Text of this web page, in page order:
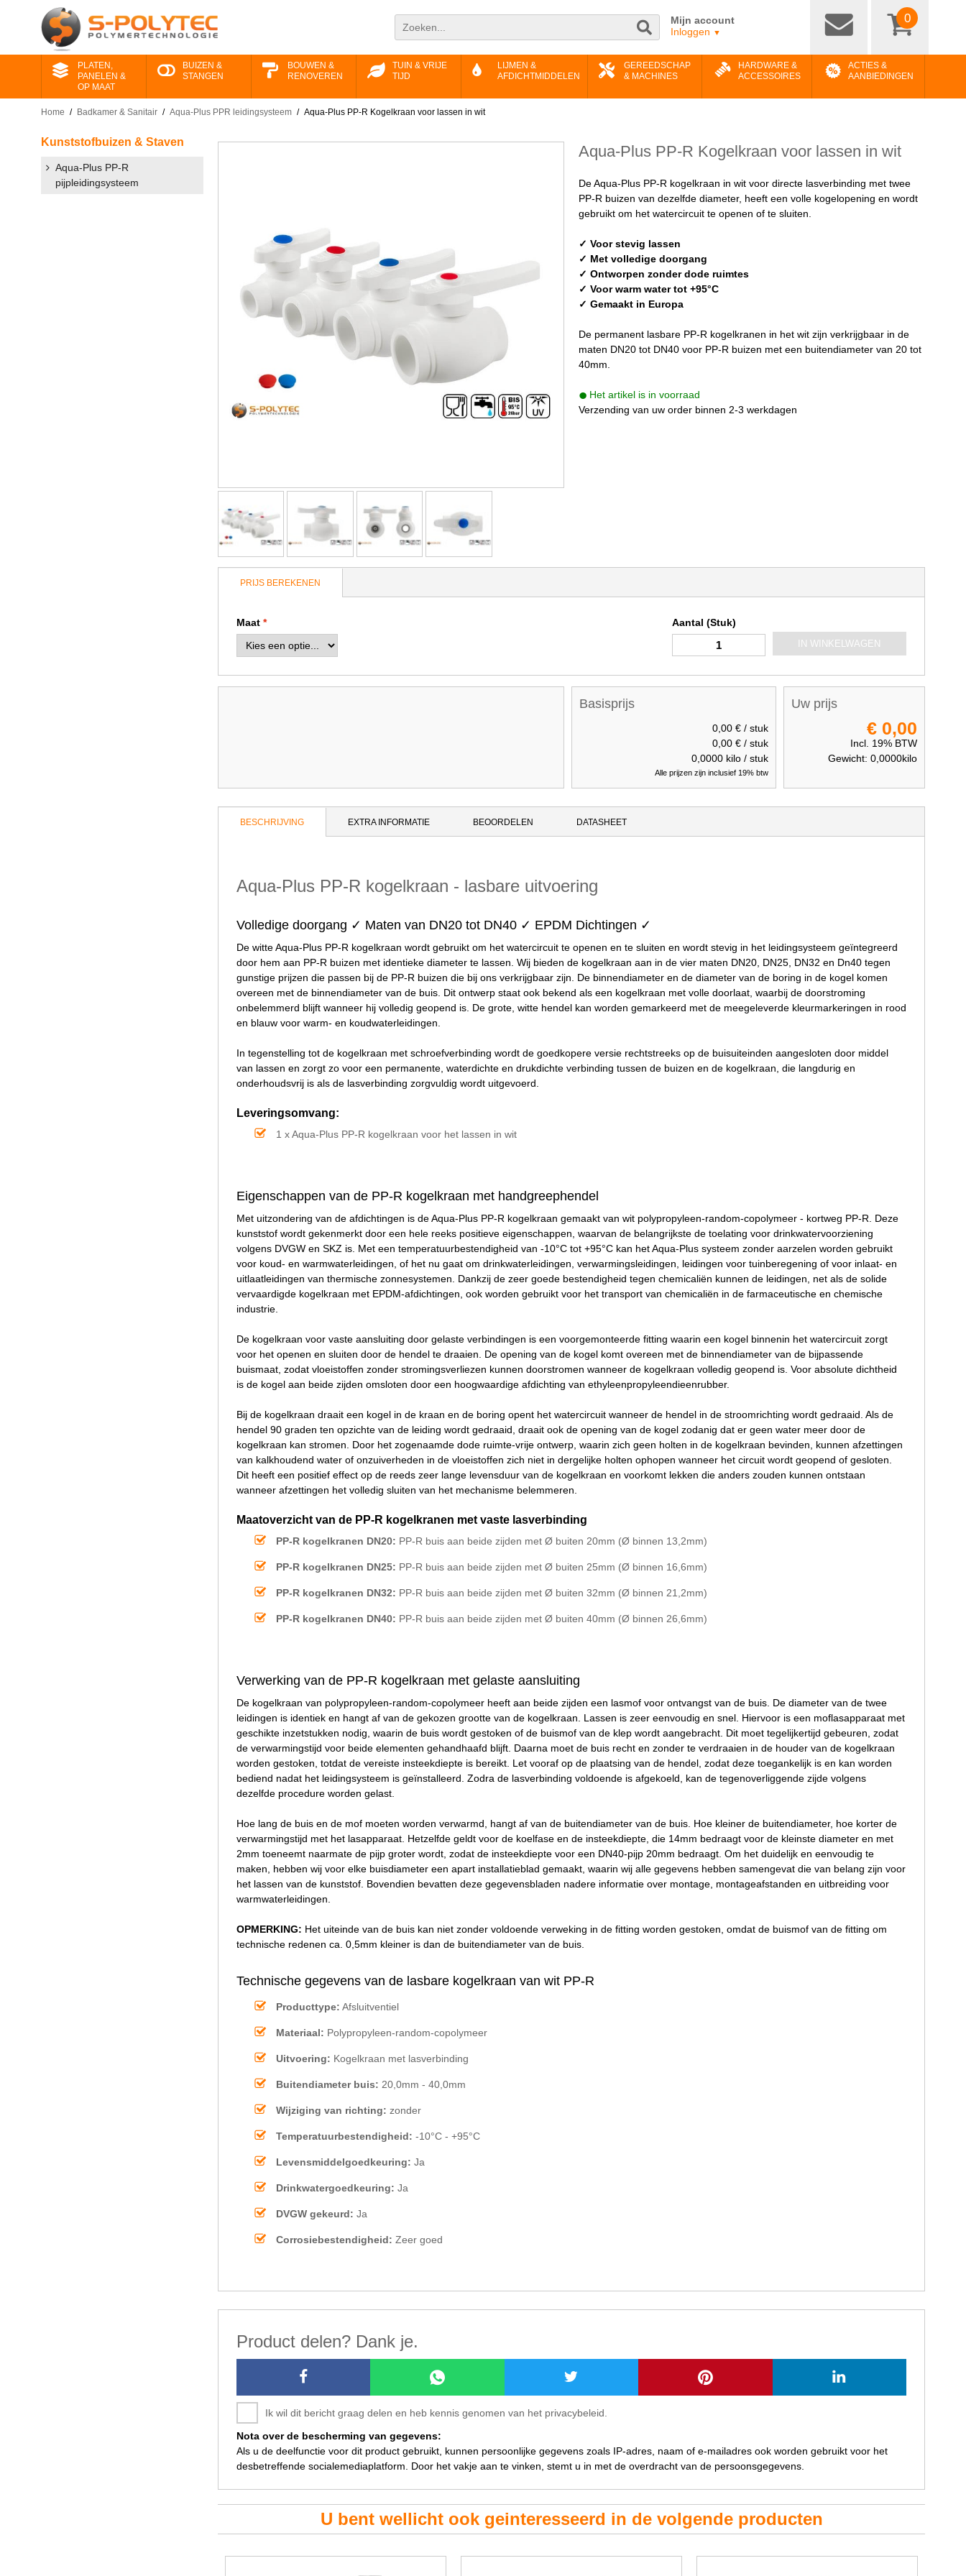
Mijn account
Inloggen ▼
0
PLATEN,
PANELEN &
OP MAAT
BUIZEN &
STANGEN
BOUWEN &
RENOVEREN
TUIN & VRIJE
TIJD
LIJMEN &
AFDICHTMIDDELEN
GEREEDSCHAP
& MACHINES
HARDWARE &
ACCESSOIRES
ACTIES &
AANBIEDINGEN
Home / Badkamer & Sanitair / Aqua-Plus PPR leidingsysteem / Aqua-Plus PP-R Kogelkraan voor lassen in wit
Kunststof​buizen & Staven
Aqua-Plus PP-R
pijpleidingsysteem
Aqua-Plus PP-R Kogelkraan voor lassen in wit
De Aqua-Plus PP-R kogelkraan in wit voor directe lasverbinding met twee
PP-R buizen van dezelfde diameter, heeft een volle kogelopening en wordt
gebruikt om het watercircuit te openen of te sluiten.
✓ Voor stevig lassen
✓ Met volledige doorgang
✓ Ontworpen zonder dode ruimtes
✓ Voor warm water tot +95°C
✓ Gemaakt in Europa
De permanent lasbare PP-R kogelkranen in het wit zijn verkrijgbaar in de
maten DN20 tot DN40 voor PP-R buizen met een buitendiameter van 20 tot
40mm.
Het artikel is in voorraad
Verzending van uw order binnen 2-3 werkdagen
PRIJS BEREKENEN
Maat Aantal (Stuk)
IN WINKELWAGEN
Basisprijs
0,00 €/ stuk
0,00 €/ stuk
0,0000 kilo / stuk
Alle prijzen zijn inclusief 19% btw
Uw prijs
€ 0,00
Incl. 19% BTW
Gewicht: 0,0000kilo
BESCHRIJVING EXTRA INFORMATIE BEOORDELEN DATASHEET
Aqua-Plus PP-R kogelkraan - lasbare uitvoering
Volledige doorgang ✓ Maten van DN20 tot DN40 ✓ EPDM Dichtingen ✓
De witte Aqua-Plus PP-R kogelkraan wordt gebruikt om het watercircuit te openen en te sluiten en wordt stevig in het leidingsysteem geïntegreerd
door hem aan PP-R buizen met identieke diameter te lassen. Wij bieden de kogelkraan aan in de vier maten DN20, DN25, DN32 en Dn40 tegen
gunstige prijzen die passen bij de PP-R buizen die bij ons verkrijgbaar zijn. De binnendiameter en de diameter van de boring in de kogel komen
overeen met de binnendiameter van de buis. Dit ontwerp staat ook bekend als een kogelkraan met volle doorlaat, waarbij de doorstroming
onbelemmerd blijft wanneer hij volledig geopend is. De grote, witte hendel kan worden gemarkeerd met de meegeleverde kleurmarkeringen in rood
en blauw voor warm- en koudwaterleidingen.
In tegenstelling tot de kogelkraan met schroefverbinding wordt de goedkopere versie rechtstreeks op de buisuiteinden aangesloten door middel
van lassen en zorgt zo voor een permanente, waterdichte en drukdichte verbinding tussen de buizen en de kogelkraan, die langdurig en
onderhoudsvrij is als de lasverbinding zorgvuldig wordt uitgevoerd.
Leveringsomvang:
1 x Aqua-Plus PP-R kogelkraan voor het lassen in wit
Eigenschappen van de PP-R kogelkraan met handgreephendel
Met uitzondering van de afdichtingen is de Aqua-Plus PP-R kogelkraan gemaakt van wit polypropyleen-random-copolymeer - kortweg PP-R. Deze
kunststof wordt gekenmerkt door een hele reeks positieve eigenschappen, waarvan de belangrijkste de toelating voor drinkwatervoorziening
volgens DVGW en SKZ is. Met een temperatuurbestendigheid van -10°C tot +95°C kan het Aqua-Plus systeem zonder aarzelen worden gebruikt
voor koud- en warmwaterleidingen, of het nu gaat om drinkwaterleidingen, verwarmingsleidingen, leidingen voor tuinberegening of voor inlaat- en
uitlaatleidingen van thermische zonnesystemen. Dankzij de zeer goede bestendigheid tegen chemicaliën kunnen de leidingen, net als de solide
vervaardigde kogelkraan met EPDM-afdichtingen, ook worden gebruikt voor het transport van chemicaliën in de farmaceutische en chemische
industrie.
De kogelkraan voor vaste aansluiting door gelaste verbindingen is een voorgemonteerde fitting waarin een kogel binnenin het watercircuit zorgt
voor het openen en sluiten door de hendel te draaien. De opening van de kogel komt overeen met de binnendiameter van de bijpassende
buismaat, zodat vloeistoffen zonder stromingsverliezen kunnen doorstromen wanneer de kogelkraan volledig geopend is. Voor absolute dichtheid
is de kogel aan beide zijden omsloten door een hoogwaardige afdichting van ethyleenpropyleendieenrubber.
Bij de kogelkraan draait een kogel in de kraan en de boring opent het watercircuit wanneer de hendel in de stroomrichting wordt gedraaid. Als de
hendel 90 graden ten opzichte van de leiding wordt gedraaid, draait ook de opening van de kogel zodanig dat er geen water meer door de
kogelkraan kan stromen. Door het zogenaamde dode ruimte-vrije ontwerp, waarin zich geen holten in de kogelkraan bevinden, kunnen afzettingen
van kalkhoudend water of onzuiverheden in de vloeistoffen zich niet in dergelijke holten ophopen wanneer het circuit wordt geopend of gesloten.
Dit heeft een positief effect op de reeds zeer lange levensduur van de kogelkraan en voorkomt lekken die anders zouden kunnen ontstaan
wanneer afzettingen het volledig sluiten van het mechanisme belemmeren.
Maatoverzicht van de PP-R kogelkranen met vaste lasverbinding
PP-R kogelkranen DN20: PP-R buis aan beide zijden met Ø buiten 20mm (Ø binnen 13,2mm)
PP-R kogelkranen DN25: PP-R buis aan beide zijden met Ø buiten 25mm (Ø binnen 16,6mm)
PP-R kogelkranen DN32: PP-R buis aan beide zijden met Ø buiten 32mm (Ø binnen 21,2mm)
PP-R kogelkranen DN40: PP-R buis aan beide zijden met Ø buiten 40mm (Ø binnen 26,6mm)
Verwerking van de PP-R kogelkraan met gelaste aansluiting
De kogelkraan van polypropyleen-random-copolymeer heeft aan beide zijden een lasmof voor ontvangst van de buis. De diameter van de twee
leidingen is identiek en hangt af van de gekozen grootte van de kogelkraan. Lassen is zeer eenvoudig en snel. Hiervoor is een moflasapparaat met
geschikte inzetstukken nodig, waarin de buis wordt gestoken of de buismof van de klep wordt aangebracht. Dit moet tegelijkertijd gebeuren, zodat
de verwarmingstijd voor beide elementen gehandhaafd blijft. Daarna moet de buis recht en zonder te verdraaien in de houder van de kogelkraan
worden gestoken, totdat de vereiste insteekdiepte is bereikt. Let vooraf op de plaatsing van de hendel, zodat deze toegankelijk is en kan worden
bediend nadat het leidingsysteem is geïnstalleerd. Zodra de lasverbinding voldoende is afgekoeld, kan de tegenoverliggende zijde volgens
dezelfde procedure worden gelast.
Hoe lang de buis en de mof moeten worden verwarmd, hangt af van de buitendiameter van de buis. Hoe kleiner de buitendiameter, hoe korter de
verwarmingstijd met het lasapparaat. Hetzelfde geldt voor de koelfase en de insteekdiepte, die 14mm bedraagt voor de kleinste diameter en met
2mm toeneemt naarmate de pijp groter wordt, zodat de insteekdiepte voor een DN40-pijp 20mm bedraagt. Om het duidelijk en eenvoudig te
maken, hebben wij voor elke buisdiameter een apart installatieblad gemaakt, waarin wij alle gegevens hebben samengevat die van belang zijn voor
het lassen van de kunststof. Bovendien bevatten deze gegevensbladen nadere informatie over montage, montageafstanden en uitbreiding voor
warmwaterleidingen.
OPMERKING: Het uiteinde van de buis kan niet zonder voldoende verweking in de fitting worden gestoken, omdat de buismof van de fitting om
technische redenen ca. 0,5mm kleiner is dan de buitendiameter van de buis.
Technische gegevens van de lasbare kogelkraan van wit PP-R
Producttype: Afsluitventiel
Materiaal: Polypropyleen-random-copolymeer
Uitvoering: Kogelkraan met lasverbinding
Buitendiameter buis: 20,0mm - 40,0mm
Wijziging van richting: zonder
Temperatuurbestendigheid: -10°C - +95°C
Levensmiddelgoedkeuring: Ja
Drinkwatergoedkeuring: Ja
DVGW gekeurd: Ja
Corrosiebestendigheid: Zeer goed
Product delen? Dank je.
Ik wil dit bericht graag delen en heb kennis genomen van het privacybeleid.
Nota over de bescherming van gegevens:
Als u de deelfunctie voor dit product gebruikt, kunnen persoonlijke gegevens zoals IP-adres, naam of e-mailadres ook worden gebruikt voor het
desbetreffende socialemediaplatform. Door het vakje aan te vinken, stemt u in met de overdracht van de persoonsgegevens.
U bent wellicht ook geinteresseerd in de volgende producten